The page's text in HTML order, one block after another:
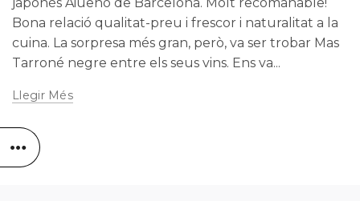
Bona relació qualitat-preu i frescor i naturalitat a la
cuina. La sorpresa més gran, però, va ser trobar Mas
Tarroné negre entre els seus vins. Ens va...
Llegir Més